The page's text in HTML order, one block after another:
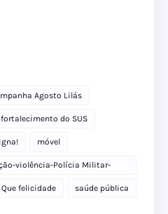
Agosto Lilás
fortalecimento do SUS
móvel
violência-Polícia Militar-
felicidade saúde pública